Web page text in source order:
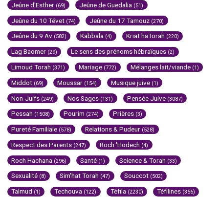
Jeûne d'Esther (69) Jeûne de Guedalia (51)
Jeûne du 10 Tévet (74) Jeûne du 17 Tamouz (270)
Jeûne du 9 Av (582) Kabbala (4) Kriat haTorah (220)
Lag Baomer (29) Le sens des prénoms hébraïques (2)
Limoud Torah (371) Mariage (772) Mélanges lait/viande (1)
Middot (69) Moussar (154) Musique juive (1)
Non-Juifs (249) Nos Sages (131) Pensée Juive (3087)
Pessah (1508) Pourim (274) Prières (3)
Pureté Familiale (578) Relations & Pudeur (528)
Respect des Parents (247) Roch 'Hodech (4)
Roch Hachana (296) Santé (1) Science & Torah (33)
Sexualité (8) Sim'hat Torah (47) Souccot (502)
Talmud (1) Techouva (122) Téfila (2230) Téfilines (356)